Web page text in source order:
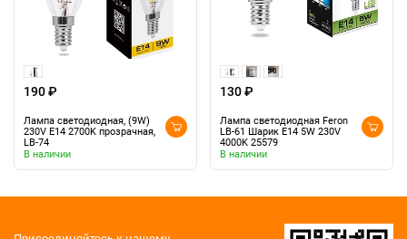
190 ₽
Лампа светодиодная, (9W)
230V E14 2700K прозрачная,
LB-74
В наличии
130 ₽
Лампа светодиодная Feron
LB-61 Шарик E14 5W 230V
4000K 25579
В наличии